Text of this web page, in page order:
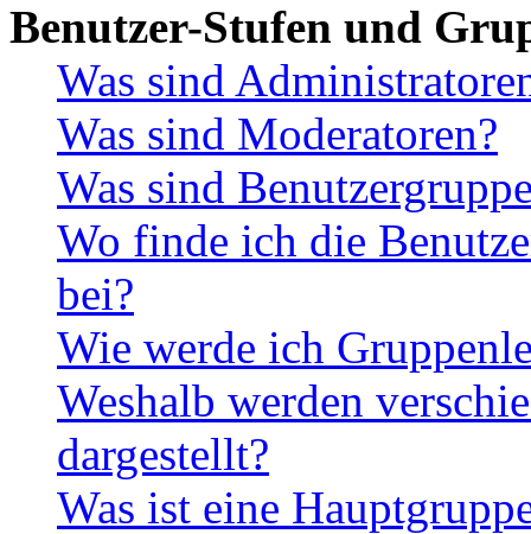
Benutzer-Stufen und
Was sind
Was sind Moderatoren?
Was sind
Wo finde ich die
bei?
Wie werde ich
Weshalb werden
dargestellt?
Was ist eine